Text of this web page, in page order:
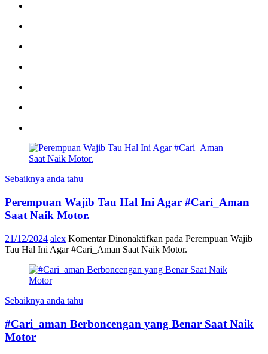
Sebaiknya anda tahu
Perempuan Wajib Tau Hal Ini Agar #Cari_Aman
Saat Naik Motor.
21/12/2024 alex Komentar Dinonaktifkan pada Perempuan Wajib
Tau Hal Ini Agar #Cari_Aman Saat Naik Motor.
Sebaiknya anda tahu
#Cari_aman Berboncengan yang Benar Saat Naik
Motor